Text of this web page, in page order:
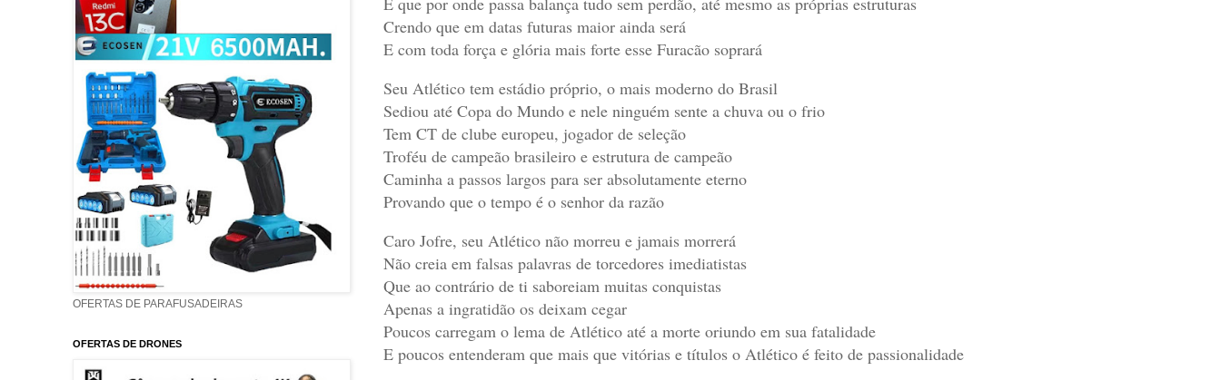
Crendo que em datas futuras maior ainda será
E com toda força e glória mais forte esse Furacão soprará
Seu Atlético tem estádio próprio, o mais moderno do Brasil
Sediou até Copa do Mundo e nele ninguém sente a chuva ou o frio
Tem CT de clube europeu, jogador de seleção
Troféu de campeão brasileiro e estrutura de campeão
Caminha a passos largos para ser absolutamente eterno
Provando que o tempo é o senhor da razão
Caro Jofre, seu Atlético não morreu e jamais morrerá
Não creia em falsas palavras de torcedores imediatistas
Que ao contrário de ti saboreiam muitas conquistas
Apenas a ingratidão os deixam cegar
Poucos carregam o lema de Atlético até a morte oriundo em sua fatalidade
E poucos entenderam que mais que vitórias e títulos o Atlético é feito de passionalidade
OFERTAS DE PARAFUSADEIRAS
OFERTAS DE DRONES